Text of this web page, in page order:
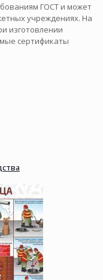
ГОСТ и может
учреждениях. На
изготовлении
сертификаты